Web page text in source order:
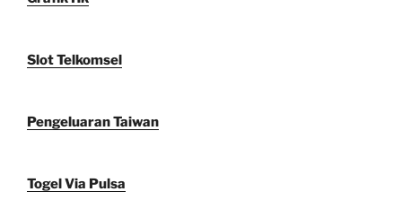
Slot Telkomsel
Pengeluaran Taiwan
Togel Via Pulsa